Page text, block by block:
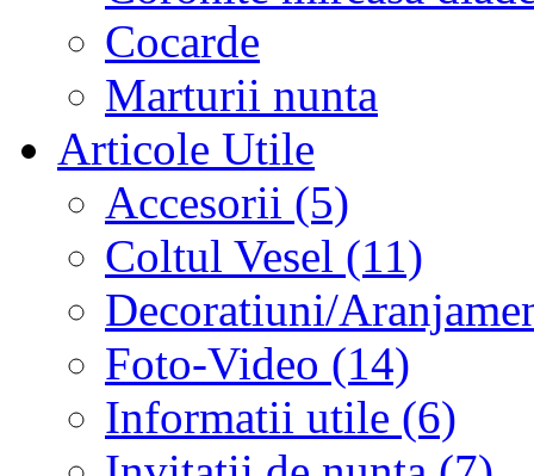
Cocarde
Marturii nunta
Articole Utile
Accesorii (5)
Coltul Vesel (11)
Decoratiuni/
Foto-Video (14)
Informatii utile (6)